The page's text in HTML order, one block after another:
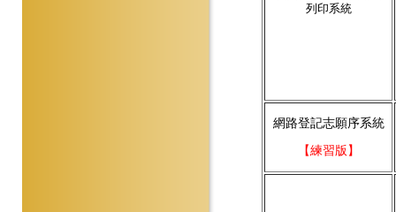
列印系統
網路登記志願序系統
【練習版】